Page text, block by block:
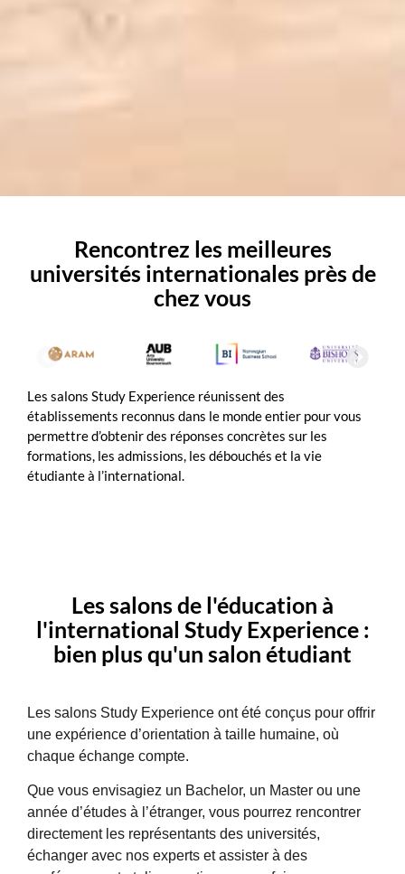
Rencontrez les meilleures
universités internationales près de
chez vous
Les salons Study Experience réunissent des
établissements reconnus dans le monde entier pour vous
permettre d’obtenir des réponses concrètes sur les
formations, les admissions, les débouchés et la vie
étudiante à l’international.
Les salons de l'éducation à
l'international Study Experience :
bien plus qu'un salon étudiant
Les salons Study Experience ont été conçus pour offrir
une expérience d’orientation à taille humaine, où
chaque échange compte.
Que vous envisagiez un Bachelor, un Master ou une
année d’études à l’étranger, vous pourrez rencontrer
directement les représentants des universités,
échanger avec nos experts et assister à des